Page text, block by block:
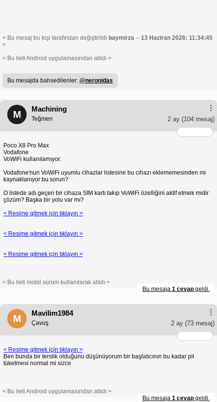
< Bu mesaj bu kişi tarafından değiştirildi baymirza -- 13 Haziran 2026; 11:34:45
>
< Bu ileti Android uygulamasından atıldı >
Bu mesajda bahsedilenler: @neronidas
M
Machining
2 ay (104 mesaj)
Teğmen
Poco X8 Pro Max
Vodafone
VoWiFi kullanılamıyor.
Vodafone'nun VoWiFi uyumlu cihazlar listesine bu cihazı eklememesinden mi
kaynaklanıyor bu sorun?
O listede adı geçen bir cihaza SIM kartı takıp VoWiFi özelliğini aktif etmek midir
çözüm? Başka bir yolu var mı?
< Resime gitmek için tıklayın >
< Resime gitmek için tıklayın >
< Resime gitmek için tıklayın >
< Bu ileti mobil sürüm kullanılarak atıldı >
Bu mesaja 1 cevap geldi.
M
Mavilim1984
2 ay (73 mesaj)
Çavuş
< Resime gitmek için tıklayın >
Ben bunda bir terslik olduğunu düşünüyorum bir başlatıcının bu kadar pil
tüketmesi normal mi sizce
< Bu ileti Android uygulamasından atıldı >
Bu mesaja 1 cevap geldi.